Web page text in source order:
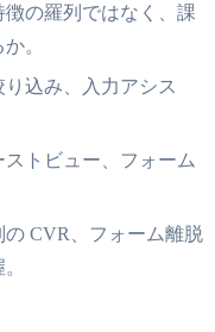
徴の羅列ではなく、課
。
込み、入力アシス
ストビュー、フォーム
の CVR、フォーム離脱